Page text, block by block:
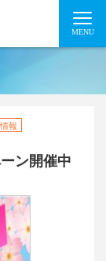
MENU
報
ン開催中